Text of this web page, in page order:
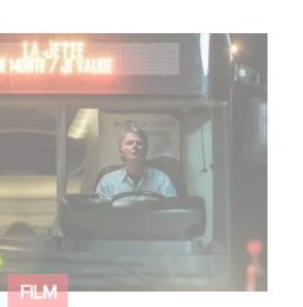
FILM
le nouveau film de Franck